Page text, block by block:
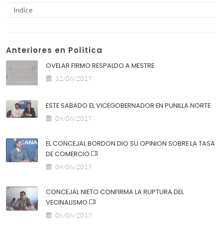
Indice
Anteriores en Política
OVELAR FIRMO RESPALDO A MESTRE
12/06/2017
ESTE SABADO EL VICEGOBERNADOR EN PUNILLA NORTE
09/06/2017
EL CONCEJAL BORDON DIO SU OPINION SOBRE LA TASA
DE COMERCIO
09/06/2017
CONCEJAL NIETO CONFIRMA LA RUPTURA DEL
VECINALISMO
06/06/2017